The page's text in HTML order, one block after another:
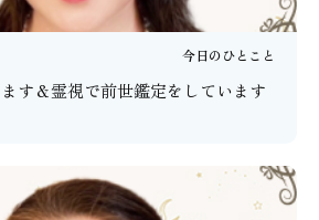
今日のひとこと
す＆霊視で前世鑑定をしています